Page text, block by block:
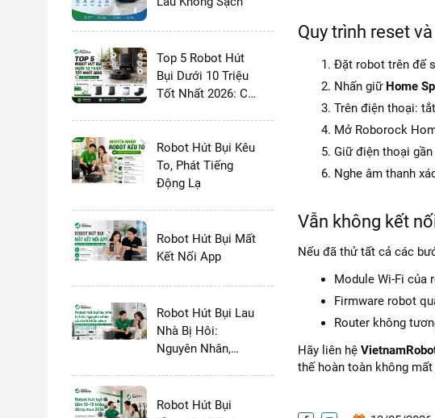
Top 5 Robot Hút
Bụi Dưới 10 Triệu
Tốt Nhất 2026: Có
Robot Hút Bụi Kêu
To, Phát Tiếng
Động Lạ
Robot Hút Bụi Mất
Kết Nối App
Robot Hút Bụi Lau
Nhà Bị Hôi:
Nguyên Nhân,
Robot Hút Bụi
Quy trình reset
Đặt robot trên đế
Nhấn giữ Home
Trên điện thoại:
Mở Roborock
Giữ điện thoại
Nghe âm thanh
Vẫn không kết
Nếu đã thử tất cả các
Module Wi-Fi của
Firmware robot
Router không
Hãy liên hệ
thế hoàn toàn không mất